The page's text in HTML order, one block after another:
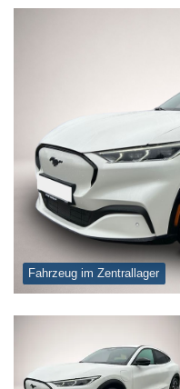
Fahrzeug im Zentrallager